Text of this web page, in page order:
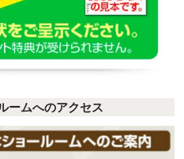
ームへのアクセス